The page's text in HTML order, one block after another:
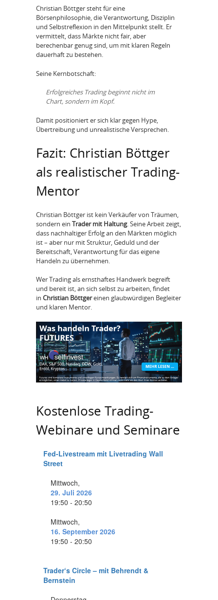
Christian Böttger steht für eine
Börsenphilosophie, die Verantwortung, Disziplin
und Selbstreflexion in den Mittelpunkt stellt. Er
vermittelt, dass Märkte nicht fair, aber
berechenbar genug sind, um mit klaren Regeln
dauerhaft zu bestehen.
Seine Kernbotschaft:
Erfolgreiches Trading beginnt nicht im
Chart, sondern im Kopf.
Damit positioniert er sich klar gegen Hype,
Übertreibung und unrealistische Versprechen.
Fazit: Christian Böttger
als realistischer Trading-
Mentor
Christian Böttger ist kein Verkäufer von Träumen,
sondern ein Trader mit Haltung. Seine Arbeit zeigt,
dass nachhaltiger Erfolg an den Märkten möglich
ist – aber nur mit Struktur, Geduld und der
Bereitschaft, Verantwortung für das eigene
Handeln zu übernehmen.
Wer Trading als ernsthaftes Handwerk begreift
und bereit ist, an sich selbst zu arbeiten, findet
in Christian Böttgereinen glaubwürdigen Begleiter
und klaren Mentor.
Kostenlose Trading-
Webinare und Seminare